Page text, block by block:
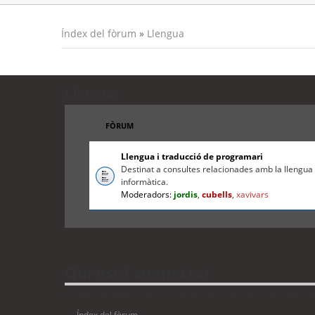
Índex del fòrum » Llengua
FÒRUM
Llengua i traducció de programari
Destinat a consultes relacionades amb la
informàtica.
Moderadors: jordis, cubells, xavivars